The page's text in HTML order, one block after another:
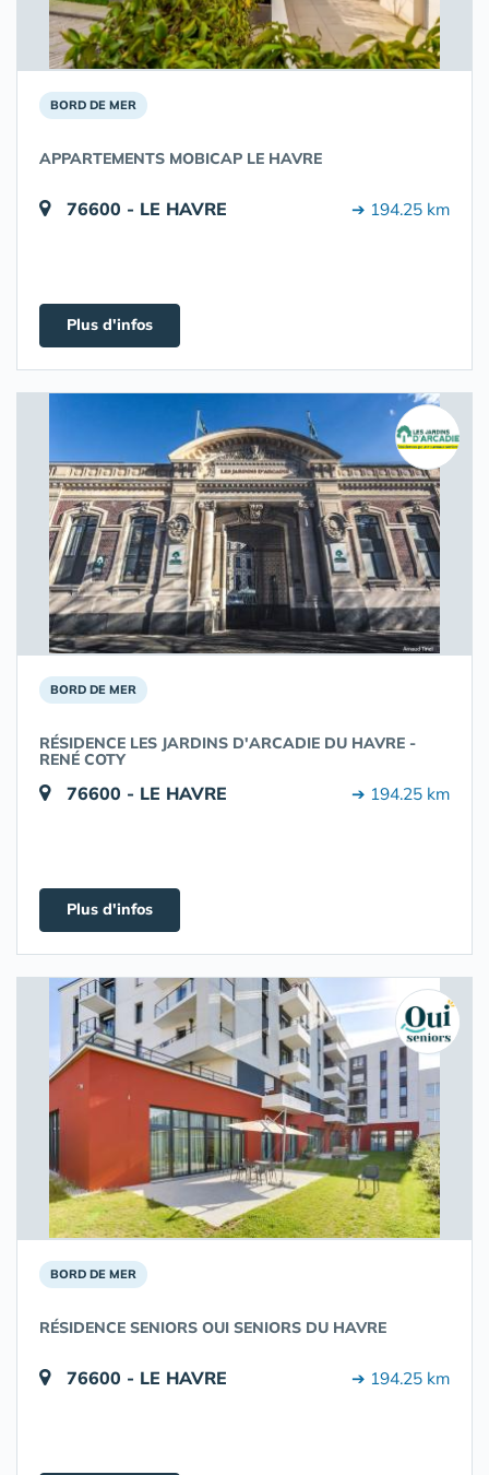
BORD DE MER
APPARTEMENTS MOBICAP LE HAVRE
76600 - LE HAVRE ➔ 194.25 km
Plus d'infos
BORD DE MER
RÉSIDENCE LES JARDINS D'ARCADIE DU HAVRE -
RENÉ COTY
76600 - LE HAVRE ➔ 194.25 km
Plus d'infos
BORD DE MER
RÉSIDENCE SENIORS OUI SENIORS DU HAVRE
76600 - LE HAVRE ➔ 194.25 km